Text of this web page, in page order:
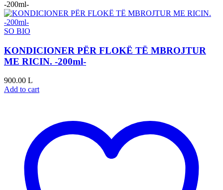
SO BIO
KONDICIONER PËR FLOKË TË MBROJTUR
ME RICIN. -200ml-
900.00 L
Add to cart